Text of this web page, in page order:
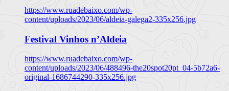
https://www.ruadebaixo.com/wp-
content/uploads/2023/06/aldeia-galega2-335x256.jpg
Festival Vinhos n’Aldeia
https://www.ruadebaixo.com/wp-
content/uploads/2023/06/488496-the20spot20pt_04-5b72a6-
original-1686744290-335x256.jpg